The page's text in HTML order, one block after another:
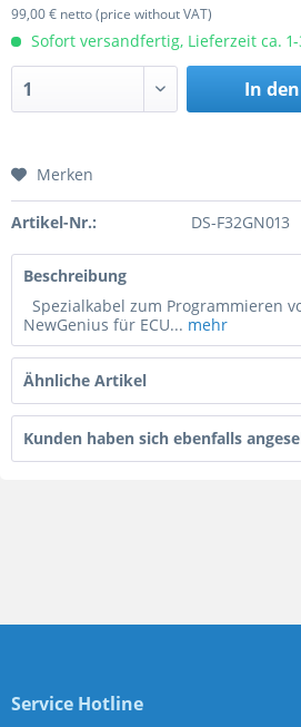
99,00 € netto (price without VAT)
Sofort versandfertig, Lieferzeit ca.
In den
Merken
Artikel-Nr.: DS-F32GN013
Beschreibung
Spezialkabel zum Programmieren
NewGenius für ECU... mehr
Ähnliche Artikel
Kunden haben sich ebenfalls
Service Hotline